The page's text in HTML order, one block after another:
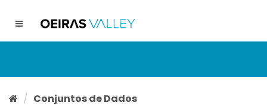
conteúdo
Toggle
Conjuntos de Dados